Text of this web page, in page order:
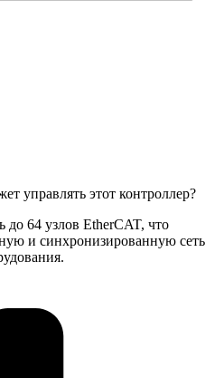
управлять этот контроллер?
до 64 узлов EtherCAT, что
и синхронизированную сеть